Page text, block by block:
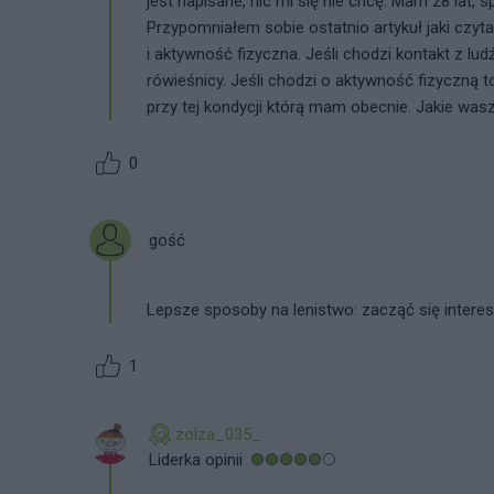
Przypomniałem sobie ostatnio artykuł jaki
i aktywność fizyczna. Jeśli chodzi kontakt z
rówieśnicy. Jeśli chodzi o aktywność fizyczną
przy tej kondycji którą mam obecnie. Jakie
0
gość
Lepsze sposoby na lenistwo: zacząć się
1
zolza_035_
Liderka opinii